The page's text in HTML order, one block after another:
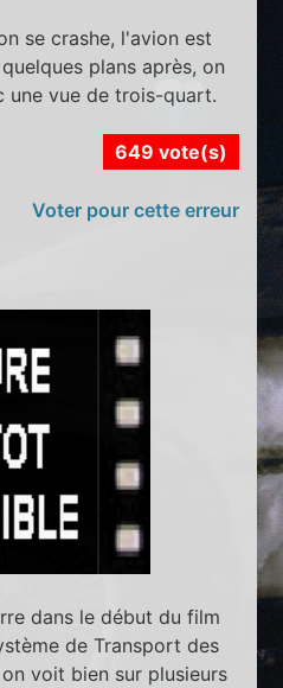
se crashe, l'avion est
plans après, on
une vue de trois-quart.
649 vote(s)
Voter pour cette erreur
dans le début du film
de Transport des
voit bien sur plusieurs